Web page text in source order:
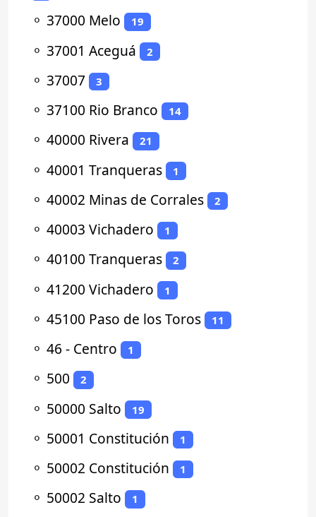
⚬ 37000 Melo 19
⚬ 37001 Aceguá 2
⚬ 37007 3
⚬ 37100 Rio Branco 14
⚬ 40000 Rivera 21
⚬ 40001 Tranqueras 1
⚬ 40002 Minas de Corrales 2
⚬ 40003 Vichadero 1
⚬ 40100 Tranqueras 2
⚬ 41200 Vichadero 1
⚬ 45100 Paso de los Toros 11
⚬ 46 - Centro 1
⚬ 500 2
⚬ 50000 Salto 19
⚬ 50001 Constitución 1
⚬ 50002 Constitución 1
⚬ 50002 Salto 1